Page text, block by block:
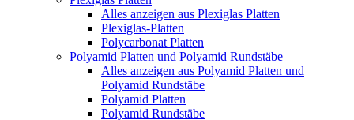
Alles anzeigen aus Plexiglas Platten
Plexiglas-Platten
Polycarbonat Platten
Polyamid Platten und Polyamid Rundstäbe
Alles anzeigen aus Polyamid Platten und
Polyamid Rundstäbe
Polyamid Platten
Polyamid Rundstäbe